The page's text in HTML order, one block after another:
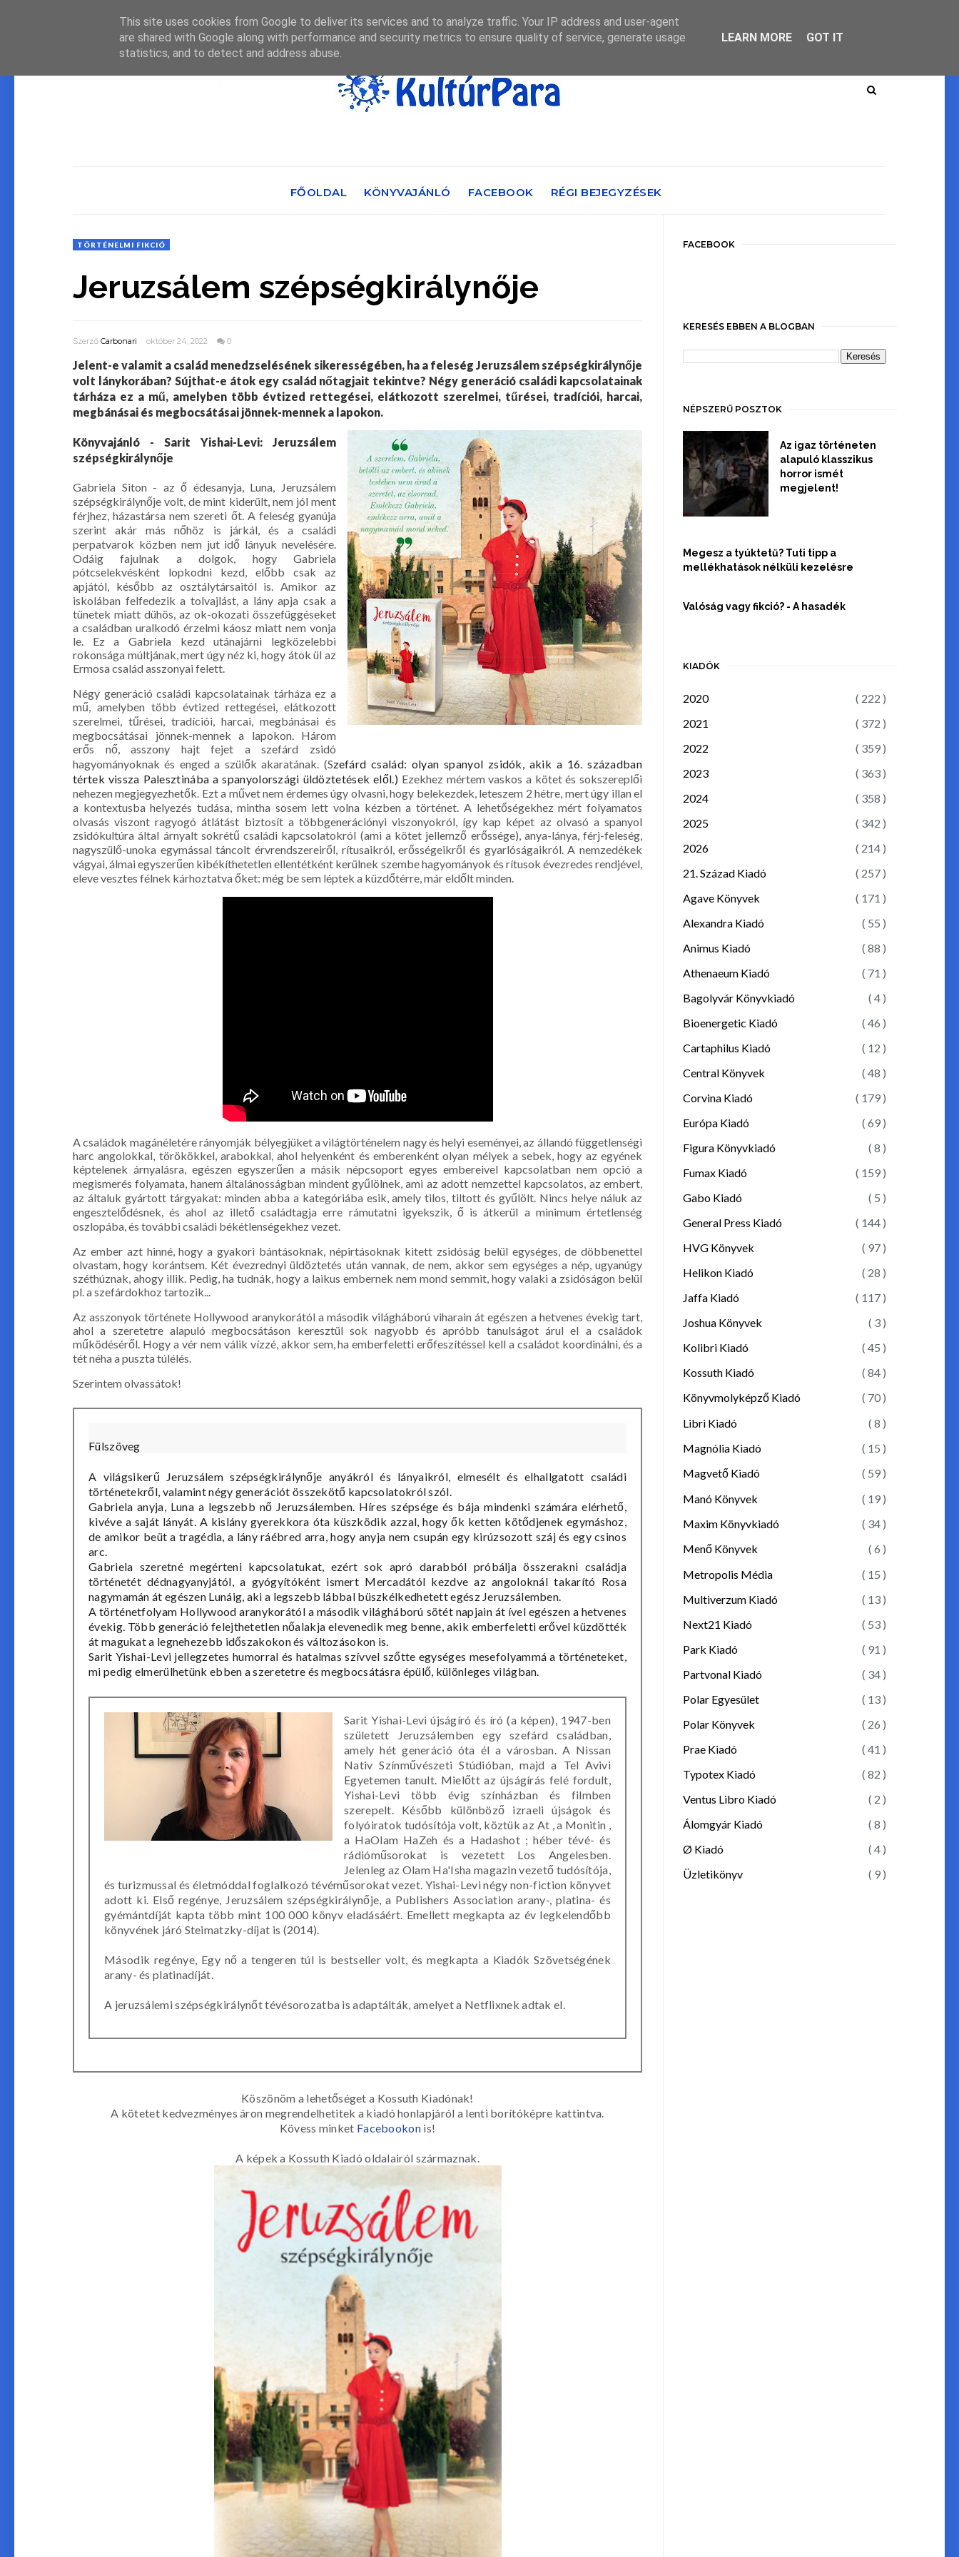
FŐOLDAL KÖNYVAJÁNLÓ FACEBOOK RÉGI BEJEGYZÉSEK
TÖRTÉNELMI FIKCIÓ
Jeruzsálem szépségkirálynője
Szerző Carbonari október 24, 2022 0
Jelent-e valamit a család menedzselésének sikerességében, ha a feleség Jeruzsálem szépségkirálynője
volt lánykorában? Sújthat-e átok egy család nőtagjait tekintve? Négy generáció családi kapcsolatainak
tárháza ez a mű, amelyben több évtized rettegései, elátkozott szerelmei, tűrései, tradíciói, harcai,
megbánásai és megbocsátásai jönnek-mennek a lapokon.
Könyvajánló - Sarit Yishai-Levi: Jeruzsálem
szépségkirálynője
Gabriela Siton - az ő édesanyja, Luna, Jeruzsálem
szépségkirálynője volt, de mint kiderült, nem jól ment
férjhez, házastársa nem szereti őt. A feleség gyanúja
szerint akár más nőhöz is járkál, és a családi
perpatvarok közben nem jut idő lányuk nevelésére.
Odáig fajulnak a dolgok, hogy Gabriela
pótcselekvésként lopkodni kezd, előbb csak az
apjától, később az osztálytársaitól is. Amikor az
iskolában felfedezik a tolvajlást, a lány apja csak a
tünetek miatt dühös, az ok-okozati összefüggéseket
a családban uralkodó érzelmi káosz miatt nem vonja
le. Ez a Gabriela kezd utánajárni legközelebbi
rokonsága múltjának, mert úgy néz ki, hogy átok ül az
Ermosa család asszonyai felett.
Négy generáció családi kapcsolatainak tárháza ez a
mű, amelyben több évtized rettegései, elátkozott
szerelmei, tűrései, tradíciói, harcai, megbánásai és
megbocsátásai jönnek-mennek a lapokon. Három
erős nő, asszony hajt fejet a szefárd zsidó
hagyományoknak és enged a szülők akaratának. (Szefárd család: olyan spanyol zsidók, akik a 16. században
tértek vissza Palesztinába a spanyolországi üldöztetések elől.) Ezekhez mértem vaskos a kötet és sokszereplői
nehezen megjegyezhetők. Ezt a művet nem érdemes úgy olvasni, hogy belekezdek, leteszem 2 hétre, mert úgy illan el
a kontextusba helyezés tudása, mintha sosem lett volna kézben a történet. A lehetőségekhez mért folyamatos
olvasás viszont ragyogó átlátást biztosít a többgenerációnyi viszonyokról, így kap képet az olvasó a spanyol
zsidókultúra által árnyalt sokrétű családi kapcsolatokról (ami a kötet jellemző erőssége), anya-lánya, férj-feleség,
nagyszülő-unoka egymással táncolt érvrendszereiről, rítusaikról, erősségeikről és gyarlóságaikról. A nemzedékek
vágyai, álmai egyszerűen kibékíthetetlen ellentétként kerülnek szembe hagyományok és rítusok évezredes rendjével,
eleve vesztes félnek kárhoztatva őket: még be sem léptek a küzdőtérre, már eldőlt minden.
A családok magánéletére rányomják bélyegjüket a világtörténelem nagy és helyi eseményei, az állandó függetlenségi
harc angolokkal, törökökkel, arabokkal, ahol helyenként és emberenként olyan mélyek a sebek, hogy az egyének
képtelenek árnyalásra, egészen egyszerűen a másik népcsoport egyes embereivel kapcsolatban nem opció a
megismerés folyamata, hanem általánosságban mindent gyűlölnek, ami az adott nemzettel kapcsolatos, az embert,
az általuk gyártott tárgyakat: minden abba a kategóriába esik, amely tilos, tiltott és gyűlölt. Nincs helye náluk az
engesztelődésnek, és ahol az illető családtagja erre rámutatni igyekszik, ő is átkerül a minimum értetlenség
oszlopába, és további családi békétlenségekhez vezet.
Az ember azt hinné, hogy a gyakori bántásoknak, népirtásoknak kitett zsidóság belül egységes, de döbbenettel
olvastam, hogy korántsem. Két évezrednyi üldöztetés után vannak, de nem, akkor sem egységes a nép, ugyanúgy
széthúznak, ahogy illik. Pedig, ha tudnák, hogy a laikus embernek nem mond semmit, hogy valaki a zsidóságon belül
pl. a szefárdokhoz tartozik...
Az asszonyok története Hollywood aranykorától a második világháború viharain át egészen a hetvenes évekig tart,
ahol a szeretetre alapuló megbocsátáson keresztül sok nagyobb és apróbb tanulságot árul el a családok
működéséről. Hogy a vér nem válik vízzé, akkor sem, ha emberfeletti erőfeszítéssel kell a családot koordinálni, és a
tét néha a puszta túlélés.
Szerintem olvassátok!
Fülszöveg
A ​világsikerű Jeruzsálem szépségkirálynője anyákról és lányaikról, elmesélt és elhallgatott családi
történetekről, valamint négy generációt összekötő kapcsolatokról szól.
Gabriela anyja, Luna a legszebb nő Jeruzsálemben. Híres szépsége és bája mindenki számára elérhető,
kivéve a saját lányát. A kislány gyerekkora óta küszködik azzal, hogy ők ketten kötődjenek egymáshoz,
de amikor beüt a tragédia, a lány ráébred arra, hogy anyja nem csupán egy kirúzsozott száj és egy csinos
arc.
Gabriela szeretné megérteni kapcsolatukat, ezért sok apró darabból próbálja összerakni családja
történetét dédnagyanyjától, a gyógyítóként ismert Mercadától kezdve az angoloknál takarító Rosa
nagymamán át egészen Lunáig, aki a legszebb lábbal büszkélkedhetett egész Jeruzsálemben.
A történetfolyam Hollywood aranykorától a második világháború sötét napjain át ível egészen a hetvenes
évekig. Több generáció felejthetetlen nőalakja elevenedik meg benne, akik emberfeletti erővel küzdötték
át magukat a legnehezebb időszakokon és változásokon is.
Sarit Yishai-Levi jellegzetes humorral és hatalmas szívvel szőtte egységes mesefolyammá a történeteket,
mi pedig elmerülhetünk ebben a szeretetre és megbocsátásra épülő, különleges világban.
Sarit Yishai-Levi újságíró és író (a képen), 1947-ben
született Jeruzsálemben egy szefárd családban,
amely hét generáció óta él a városban. A Nissan
Nativ Színművészeti Stúdióban, majd a Tel Avivi
Egyetemen tanult. Mielőtt az újságírás felé fordult,
Yishai-Levi több évig színházban és filmben
szerepelt. Később különböző izraeli újságok és
folyóiratok tudósítója volt, köztük az At , a Monitin ,
a HaOlam HaZeh és a Hadashot ; héber tévé- és
rádióműsorokat is vezetett Los Angelesben.
Jelenleg az Olam Ha'Isha magazin vezető tudósítója,
és turizmussal és életmóddal foglalkozó tévéműsorokat vezet. Yishai-Levi négy non-fiction könyvet
adott ki. Első regénye, Jeruzsálem szépségkirálynője, a Publishers Association arany-, platina- és
gyémántdíját kapta több mint 100 000 könyv eladásáért. Emellett megkapta az év legkelendőbb
könyvének járó Steimatzky-díjat is (2014).
Második regénye, Egy nő a tengeren túl is bestseller volt, és megkapta a Kiadók Szövetségének
arany- és platinadíját.
A jeruzsálemi szépségkirálynőt tévésorozatba is adaptálták, amelyet a Netflixnek adtak el.
Köszönöm a lehetőséget a Kossuth Kiadónak!
A kötetet kedvezményes áron megrendelhetitek a kiadó honlapjáról a lenti borítóképre kattintva.
Kövess minket Facebookon is!
A képek a Kossuth Kiadó oldalairól származnak.
FACEBOOK
KERESÉS EBBEN A BLOGBAN
NÉPSZERŰ POSZTOK
Az igaz történeten
alapuló klasszikus
horror ismét
megjelent!
Megesz a tyúktetű? Tuti tipp a
mellékhatások nélküli kezelésre
Valóság vagy fikció? - A hasadék
KIADÓK
2020
( 222 )
2021
( 372 )
2022
( 359 )
2023
( 363 )
2024
( 358 )
2025
( 342 )
2026
( 214 )
21. Század Kiadó
( 257 )
Agave Könyvek
( 171 )
Alexandra Kiadó
( 55 )
Animus Kiadó
( 88 )
Athenaeum Kiadó
( 71 )
Bagolyvár Könyvkiadó
( 4 )
Bioenergetic Kiadó
( 46 )
Cartaphilus Kiadó
( 12 )
Central Könyvek
( 48 )
Corvina Kiadó
( 179 )
Európa Kiadó
( 69 )
Figura Könyvkiadó
( 8 )
Fumax Kiadó
( 159 )
Gabo Kiadó
( 5 )
General Press Kiadó
( 144 )
HVG Könyvek
( 97 )
Helikon Kiadó
( 28 )
Jaffa Kiadó
( 117 )
Joshua Könyvek
( 3 )
Kolibri Kiadó
( 45 )
Kossuth Kiadó
( 84 )
Könyvmolyképző Kiadó
( 70 )
Libri Kiadó
( 8 )
Magnólia Kiadó
( 15 )
Magvető Kiadó
( 59 )
Manó Könyvek
( 19 )
Maxim Könyvkiadó
( 34 )
Menő Könyvek
( 6 )
Metropolis Média
( 15 )
Multiverzum Kiadó
( 13 )
Next21 Kiadó
( 53 )
Park Kiadó
( 91 )
Partvonal Kiadó
( 34 )
Polar Egyesület
( 13 )
Polar Könyvek
( 26 )
Prae Kiadó
( 41 )
Typotex Kiadó
( 82 )
Ventus Libro Kiadó
( 2 )
Álomgyár Kiadó
( 8 )
Ø Kiadó
( 4 )
Üzletikönyv
( 9 )
This site uses cookies from Google to deliver its services and to analyze traffic. Your IP address and user-agent
are shared with Google along with performance and security metrics to ensure quality of service, generate usage
statistics, and to detect and address abuse.
LEARN MORE GOT IT